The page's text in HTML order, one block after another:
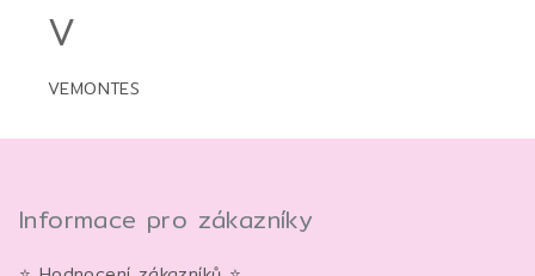
V
VEMONTES
Z
Informace pro zákazníky